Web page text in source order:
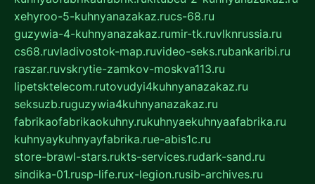
xehyroo-5-kuhnyanazakaz.rucs-68.ru
guzywia-4-kuhnyanazakaz.rumir-tk.ruvlknrussia.ru
cs68.ruvladivostok-map.ruvideo-seks.rubankaribi.ru
raszar.ruvskrytie-zamkov-moskva113.ru
lipetsktelecom.rutovudyi4kuhnyanazakaz.ru
seksuzb.ruguzywia4kuhnyanazakaz.ru
fabrikaofabrikaokuhny.rukuhnyaekuhnyaafabrika.ru
kuhnyaykuhnyayfabrika.rue-abis1c.ru
store-brawl-stars.rukts-services.rudark-sand.ru
sindika-01.rusp-life.rux-legion.rusib-archives.ru